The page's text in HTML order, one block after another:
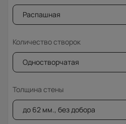
Распашная
Количество створок
Одностворчатая
Толщина стены
до 62 мм., без добора